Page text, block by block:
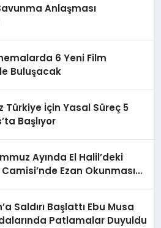
Anlaşması
6 Yeni Film
Buluşacak
Türkiye İçin Yasal Süreç 5
Başlıyor
Ayında El Halil’deki
Ezan Okunmasını
Saldırı Başlattı Ebu Musa
Patlamalar Duyuldu